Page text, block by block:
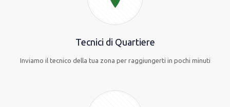
Tecnici di Quartiere
Inviamo il tecnico della tua zona per raggiungerti in pochi minuti